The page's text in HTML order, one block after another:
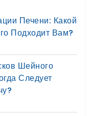
Печени: Какой
Подходит Вам?
Шейного
Следует